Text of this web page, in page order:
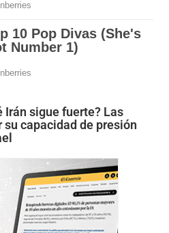
Irán sigue fuerte? Las
capacidad de presión